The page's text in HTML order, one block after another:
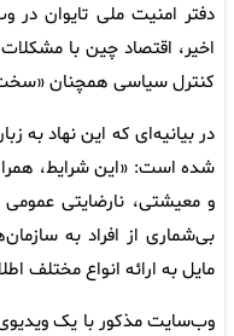
دفتر امنیت ملی تایوان
اخیر، اقتصاد چین با
کنترل سیاسی همچنان
در بیانیه‌ای که این نهاد به
شده است: «این شرایط،
و معیشتی، نارضایتی
بی‌شماری از افراد به
مایل به ارائه انواع مختلف
وب‌سایت مذکور با یک